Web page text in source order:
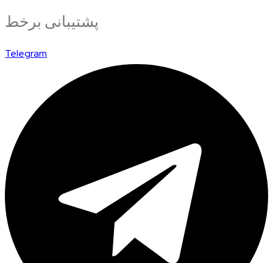
پشتیبانی برخط
Telegram